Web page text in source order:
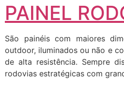
PAINEL
São painéis com maiores
outdoor, iluminados ou não e
de alta resistência. Sempre
rodovias estratégicas com